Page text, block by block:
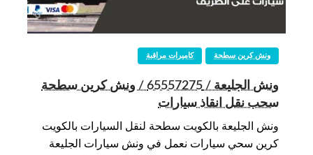
كاميرات مراقبة ونش كرين سطحة
ونش الجليعة / 65557275 / ونش كرين سطحة
سحب نقل انقاذ سيارات
ونش الجليعة بالكويت سطحة لنقل السيارات بالكويت
كرين سحي سيارات نعمل في ونش سيارات الجليعة